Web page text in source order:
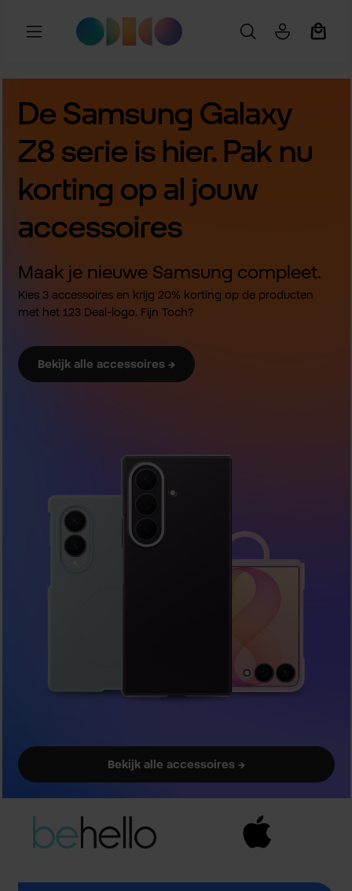
Ga naar de hoofdinhoud
De Samsung Galaxy
Z8 serie is hier. Pak nu
korting op al jouw
accessoires
Maak je nieuwe Samsung compleet.
Kies 3 accessoires en krijg 20% korting op de producten
met het 123 Deal-logo. Fijn Toch?
Bekijk alle accessoires →
Bekijk alle accessoires →